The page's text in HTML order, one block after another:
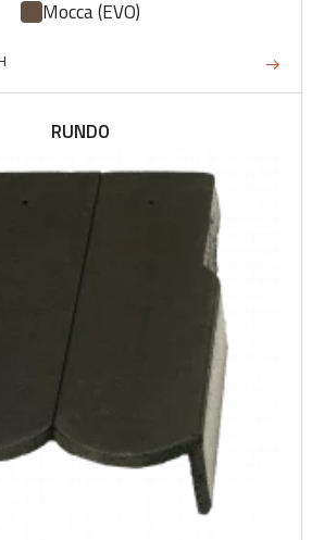
Mocca(EVO)
RUNDO